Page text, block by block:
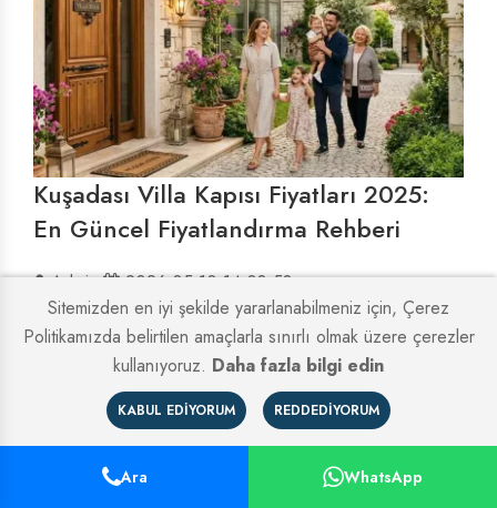
Kuşadası Villa Kapısı Fiyatları 2025:
En Güncel Fiyatlandırma Rehberi
Admin
2026-05-10 14:03:58
Sitemizden en iyi şekilde yararlanabilmeniz için, Çerez
Politikamızda belirtilen amaçlarla sınırlı olmak üzere çerezler
kullanıyoruz. Daha fazla bilgi edin
KABUL EDIYORUM REDDEDIYORUM
Ara WhatsApp